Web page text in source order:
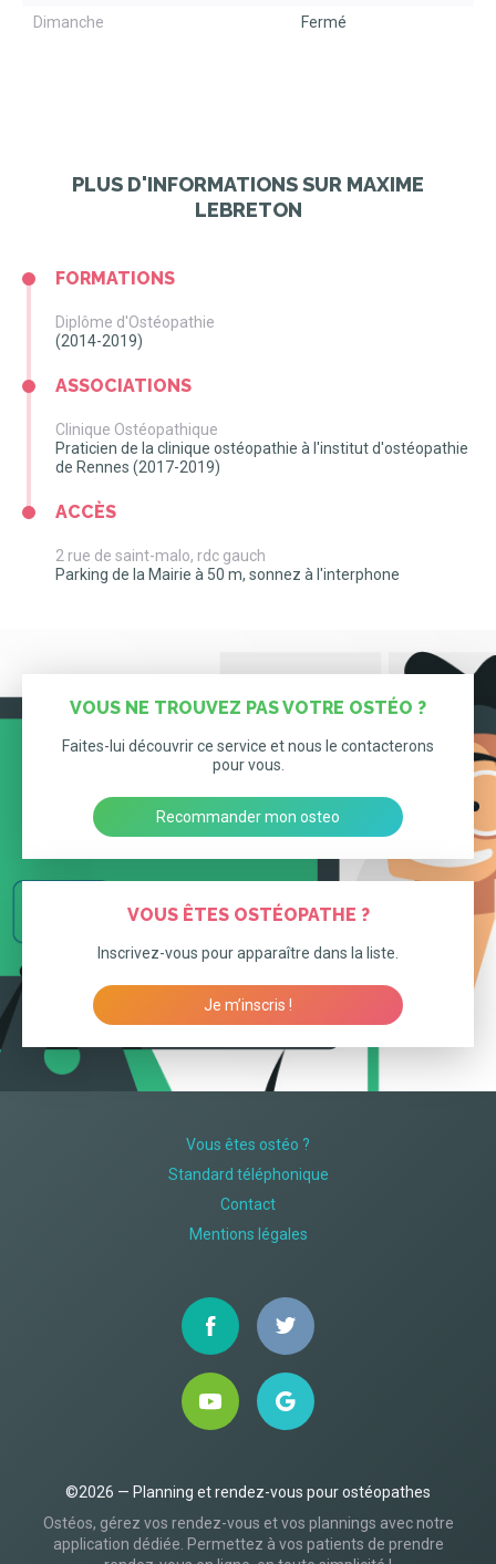
Dimanche
Fermé
PLUS D'INFORMATIONS SUR MAXIME
LEBRETON
FORMATIONS
Diplôme d'Ostéopathie
(2014-2019)
ASSOCIATIONS
Clinique Ostéopathique
Praticien de la clinique ostéopathie à l'institut d'ostéopathie
de Rennes (2017-2019)
ACCÈS
2 rue de saint-malo, rdc gauch
Parking de la Mairie à 50 m, sonnez à l'interphone
VOUS NE TROUVEZ PAS VOTRE OSTÉO ?
Faites-lui découvrir ce service et nous le contacterons
pour vous.
Recommander mon osteo
VOUS ÊTES OSTÉOPATHE ?
Inscrivez-vous pour apparaître dans la liste.
Je m’inscris !
Vous êtes ostéo ?
Standard téléphonique
Contact
Mentions légales
©2026 — Planning et rendez-vous pour ostéopathes
Ostéos, gérez vos rendez-vous et vos plannings avec notre
application dédiée. Permettez à vos patients de prendre